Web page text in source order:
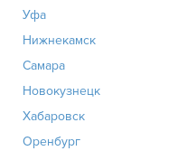
Уфа
Нижнекамск
Самара
Новокузнецк
Хабаровск
Оренбург